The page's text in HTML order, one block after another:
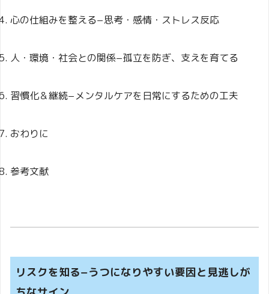
心の仕組みを整える−思考・感情・ストレス反応
人・環境・社会との関係−孤立を防ぎ、支えを育てる
習慣化＆継続−メンタルケアを日常にするための工夫
おわりに
参考文献
リスクを知る−うつになりやすい要因と見逃しが